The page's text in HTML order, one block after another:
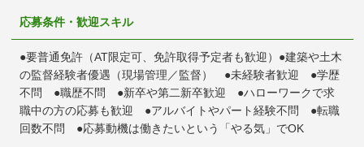
応募条件・歓迎スキル
●要普通免許（AT限定可、免許取得予定者も歓迎）●建築や土木
の監督経験者優遇（現場管理／監督） ●未経験者歓迎 ●学歴
不問 ●職歴不問 ●新卒や第二新卒歓迎 ●ハローワークで求
職中の方の応募も歓迎 ●アルバイトやパート経験不問 ●転職
回数不問 ●応募動機は働きたいという「やる気」でOK